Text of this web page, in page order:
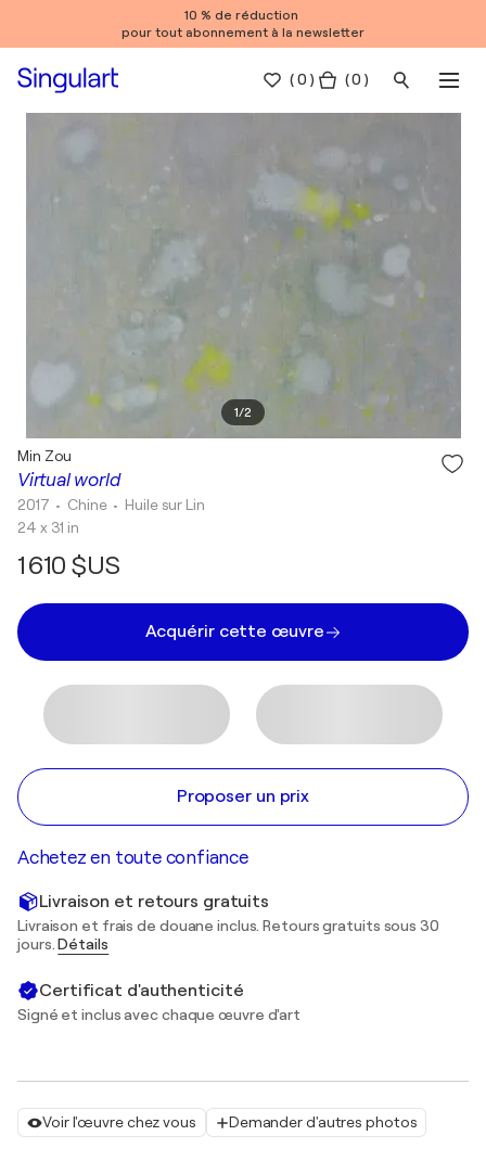
10 % de réduction
pour tout abonnement à la newsletter
(0 ) ( 0 )
1/2
Voir l'œuvre chez vous Demander d'autres photos
Virtual world
Min Zou
2017 • Chine • Huile sur Lin
24 x 31 in
1 610 $US
Acquérir cette œuvre
Proposer un prix
Achetez en toute confiance
Livraison et retours gratuits
Livraison et frais de douane inclus. Retours gratuits sous 30
jours.Détails
Certificat d'authenticité
Signé et inclus avec chaque œuvre d'art